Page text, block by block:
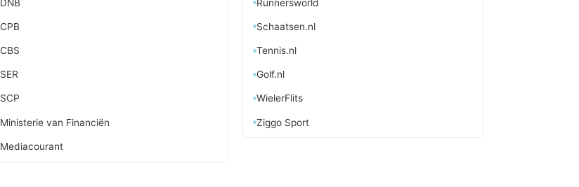
DNB
CPB
CBS
SER
SCP
Ministerie van Financiën
Mediacourant
Runnersworld
Schaatsen.nl
Tennis.nl
Golf.nl
WielerFlits
Ziggo Sport